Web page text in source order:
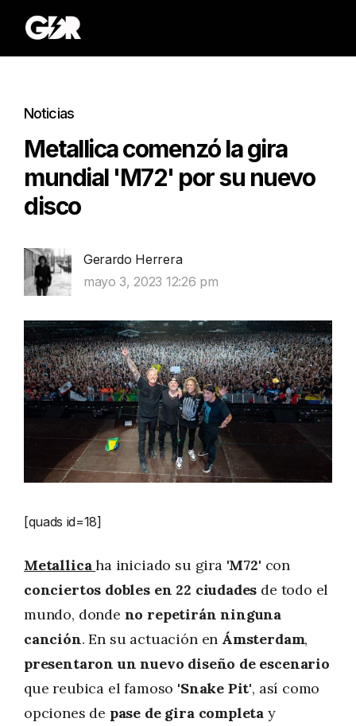
Noticias
Metallica comenzó la gira
mundial 'M72' por su nuevo
disco
Gerardo Herrera
mayo 3, 2023 12:26 pm
[quads id=18]
Metallicaha iniciado su gira 'M72' con
conciertos dobles en 22 ciudades de todo el
mundo, donde no repetirán ninguna
canción. En su actuación en Ámsterdam,
presentaron un nuevo diseño de escenario
que reubica el famoso 'Snake Pit', así como
opciones de pase de gira completa y